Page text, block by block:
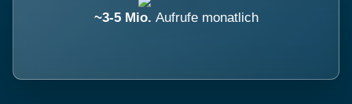
~3-5 Mio. Aufrufe monatlich